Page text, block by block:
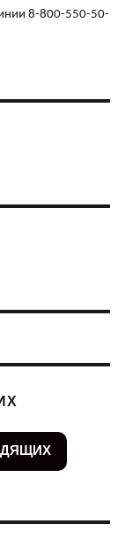
8-800-550-50-